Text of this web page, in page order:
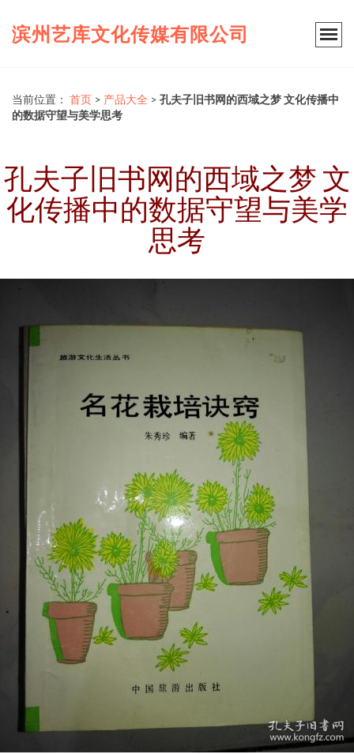
滨州艺库文化传媒有限公司
当前位置： 首页 > 产品大全 > 孔夫子旧书网的西域之梦 文化传播中
的数据守望与美学思考
孔夫子旧书网的西域之梦 文
化传播中的数据守望与美学
思考